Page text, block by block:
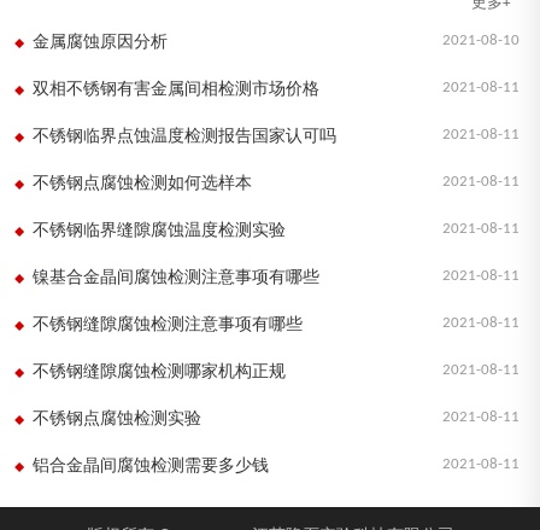
更多+
2021-08-10
金属腐蚀原因分析
2021-08-11
双相不锈钢有害金属间相检测市场价格
2021-08-11
不锈钢临界点蚀温度检测报告国家认可吗
2021-08-11
不锈钢点腐蚀检测如何选样本
2021-08-11
不锈钢临界缝隙腐蚀温度检测实验
2021-08-11
镍基合金晶间腐蚀检测注意事项有哪些
2021-08-11
不锈钢缝隙腐蚀检测注意事项有哪些
2021-08-11
不锈钢缝隙腐蚀检测哪家机构正规
2021-08-11
不锈钢点腐蚀检测实验
2021-08-11
铝合金晶间腐蚀检测需要多少钱